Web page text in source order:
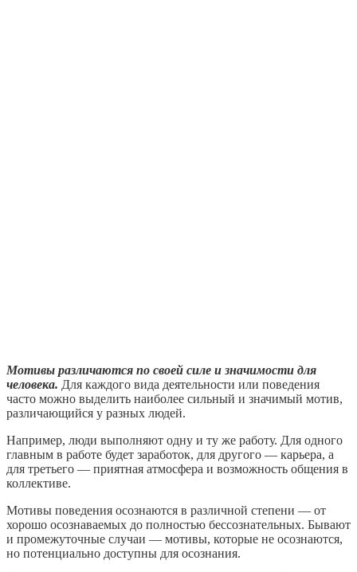
Мотивы различаются по своей силе и значимости для
человека. Для каждого вида деятельности или поведения
часто можно выделить наиболее сильный и значимый мотив,
различающийся у разных людей.
Например, люди выполняют одну и ту же работу. Для одного
главным в работе будет заработок, для другого — карьера, а
для третьего — приятная атмосфера и возможность общения в
коллективе.
Мотивы поведения осознаются в различной степени — от
хорошо осознаваемых до полностью бессознательных. Бывают
и промежуточные случаи — мотивы, которые не осознаются,
но потенциально доступны для осознания.